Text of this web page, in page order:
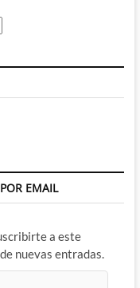
EMAIL
a este
nuevas entradas.